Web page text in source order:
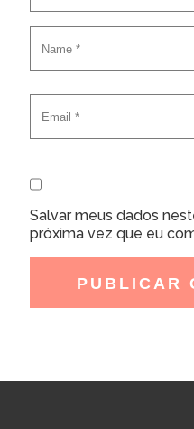
Salvar meus dados
próxima vez que eu